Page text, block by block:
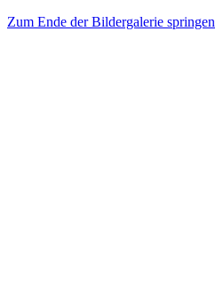
Zum Ende der Bildergalerie springen